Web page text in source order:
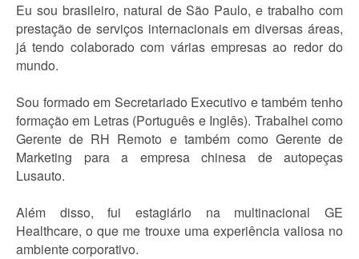
Eu sou brasileiro, natural de São Paulo, e trabalho com
prestação de serviços internacionais em diversas áreas,
já tendo colaborado com várias empresas ao redor do
mundo.
Sou formado em Secretariado Executivo e também tenho
formação em Letras (Português e Inglês). Trabalhei como
Gerente de RH Remoto e também como Gerente de
Marketing para a empresa chinesa de autopeças
Lusauto.
Além disso, fui estagiário na multinacional GE
Healthcare, o que me trouxe uma experiência valiosa no
ambiente corporativo.